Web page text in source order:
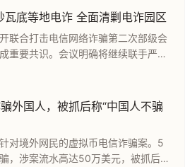
底等地电诈 全面清剿电诈园区
联合打击电信网络诈骗第二次部级会
重要共识。会议明确将继续联手严厉
，通过全面清剿电诈园区和全量抓捕
的坚定决心。
外国人，被抓后称“中国人不骗
对境外网民的虚拟币电信诈骗案。5
，涉案流水高达50万美元，被抓后竟